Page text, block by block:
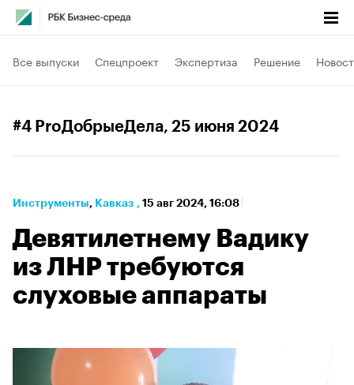
Все выпуски Спецпроект Экспертиза Решение
#4 ProДобрыеДела, 25 июня 2024
Инструменты⁠, Кавказ , 15 авг 2024, 16:08
Девятилетнему Вадику
из ЛНР требуются
слуховые аппараты